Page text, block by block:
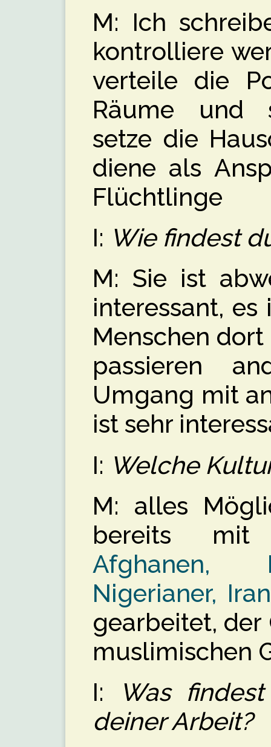
M: Ich
kontrolliere
verteile die
Räume und
setze die
diene als
Flüchtlinge
I: Wie findest
M: Sie ist
interessant,
Menschen
passieren
Umgang mit
ist sehr
I: Welche
M: alles
bereits
Afghanen,
Nigerianer,
gearbeitet,
muslimischen
I:
Was
deiner Arbeit?